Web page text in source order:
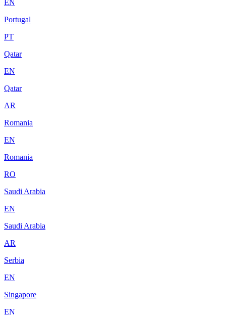
EN
Portugal
PT
Qatar
EN
Qatar
AR
Romania
EN
Romania
RO
Saudi Arabia
EN
Saudi Arabia
AR
Serbia
EN
Singapore
EN